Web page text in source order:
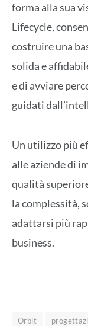
forma alla sua
Lifecycle,
costruire una
solida e
e di avviare
guidati
Un utilizzo più
alle aziende di
qualità
la complessità,
adattarsi più
business.
Orbit